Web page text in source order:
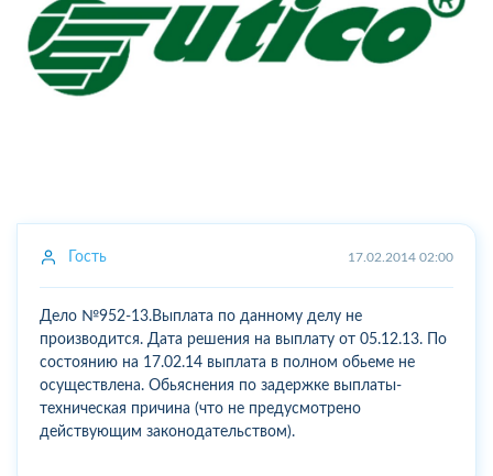
Гость 17.02.2014 02:00
Дело №952-13.Выплата по данному делу не
производится. Дата решения на выплату от 05.12.13. По
состоянию на 17.02.14 выплата в полном обьеме не
осуществлена. Обьяснения по задержке выплаты-
техническая причина (что не предусмотрено
действующим законодательством).